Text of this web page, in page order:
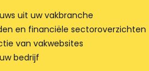
uit uw vakbranche
en financiële sectoroverzichten
van vakwebsites
bedrijf